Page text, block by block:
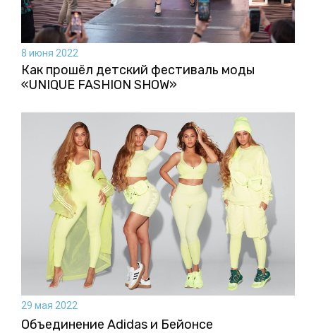
8 июня 2022
Как прошёл детский фестиваль моды
«UNIQUE FASHION SHOW»
29 мая 2022
Объединение Adidas и Бейонсе